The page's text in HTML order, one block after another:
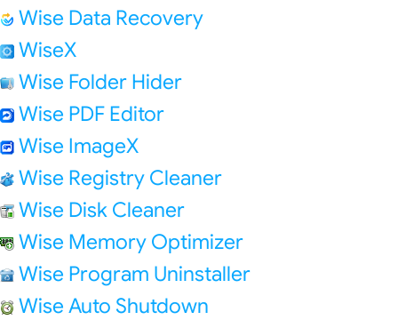
Wise Data Recovery
WiseX
Wise Folder Hider
Wise PDF Editor
Wise ImageX
Wise Registry Cleaner
Wise Disk Cleaner
Wise Memory Optimizer
Wise Program Uninstaller
Wise Auto Shutdown